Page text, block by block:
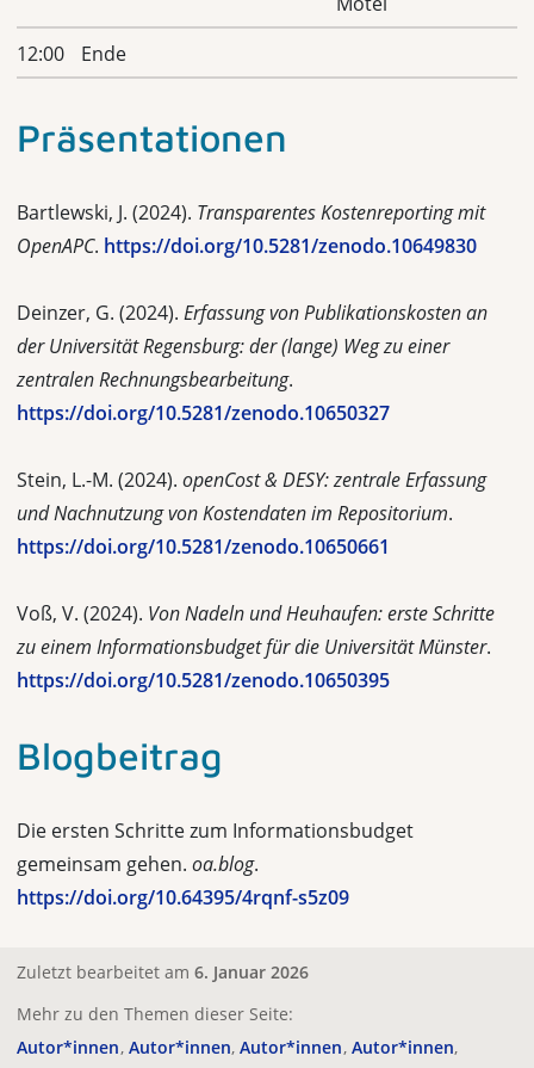
12:00
Ende
Präsentationen
Bartlewski, J. (2024). Transparentes Kostenreporting mit
OpenAPC. https://doi.org/10.5281/zenodo.10649830
Deinzer, G. (2024). Erfassung von Publikationskosten an
der Universität Regensburg:der (lange) Weg zu einer
zentralen Rechnungsbearbeitung.
https://doi.org/10.5281/zenodo.10650327
Stein, L.-M. (2024). openCost & DESY:zentrale Erfassung
und Nachnutzung von Kostendaten im Repositorium.
https://doi.org/10.5281/zenodo.10650661
Voß, V. (2024). Von Nadeln und Heuhaufen:erste Schritte
zu einem Informationsbudget für die Universität Münster.
https://doi.org/10.5281/zenodo.10650395
Blogbeitrag
Die ersten Schritte zum Informationsbudget
gemeinsam gehen. oa.blog.
https://doi.org/10.64395/4rqnf-s5z09
Zuletzt bearbeitet am 6. Januar 2026
Mehr zu den Themen dieser Seite:
Autor*innen Autor*innen Autor*innen Autor*innen